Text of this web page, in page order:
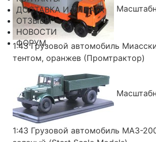
ДОСТАВКА И ОПЛАТА
ОТЗЫВЫ
НОВОСТИ
ФОРУМ
1:43 Грузовой автомобиль
тентом, оранжев (Промтрактор)
1:43 Грузовой автомобиль МАЗ-